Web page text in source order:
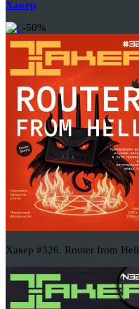
Хакер
-50%
Хакер #326. Router from Hell